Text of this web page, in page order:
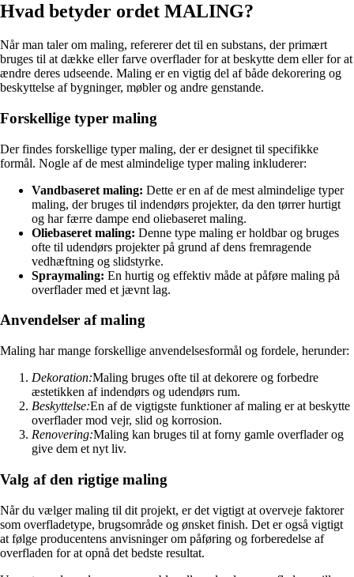
Hvad betyder ordet MALING?
Når man taler om maling, refererer det til en substans, der primært
bruges til at dække eller farve overflader for at beskytte dem eller for at
ændre deres udseende. Maling er en vigtig del af både dekorering og
beskyttelse af bygninger, møbler og andre genstande.
Forskellige typer maling
Der findes forskellige typer maling, der er designet til specifikke
formål. Nogle af de mest almindelige typer maling inkluderer:
Vandbaseret maling: Dette er en af de mest almindelige typer
maling, der bruges til indendørs projekter, da den tørrer hurtigt
og har færre dampe end oliebaseret maling.
Oliebaseret maling: Denne type maling er holdbar og bruges
ofte til udendørs projekter på grund af dens fremragende
vedhæftning og slidstyrke.
Spraymaling: En hurtig og effektiv måde at påføre maling på
overflader med et jævnt lag.
Anvendelser af maling
Maling har mange forskellige anvendelsesformål og fordele, herunder:
Dekoration:Maling bruges ofte til at dekorere og forbedre
æstetikken af indendørs og udendørs rum.
Beskyttelse:En af de vigtigste funktioner af maling er at beskytte
overflader mod vejr, slid og korrosion.
Renovering:Maling kan bruges til at forny gamle overflader og
give dem et nyt liv.
Valg af den rigtige maling
Når du vælger maling til dit projekt, er det vigtigt at overveje faktorer
som overfladetype, brugsområde og ønsket finish. Det er også vigtigt
at følge producentens anvisninger om påføring og forberedelse af
overfladen for at opnå det bedste resultat.